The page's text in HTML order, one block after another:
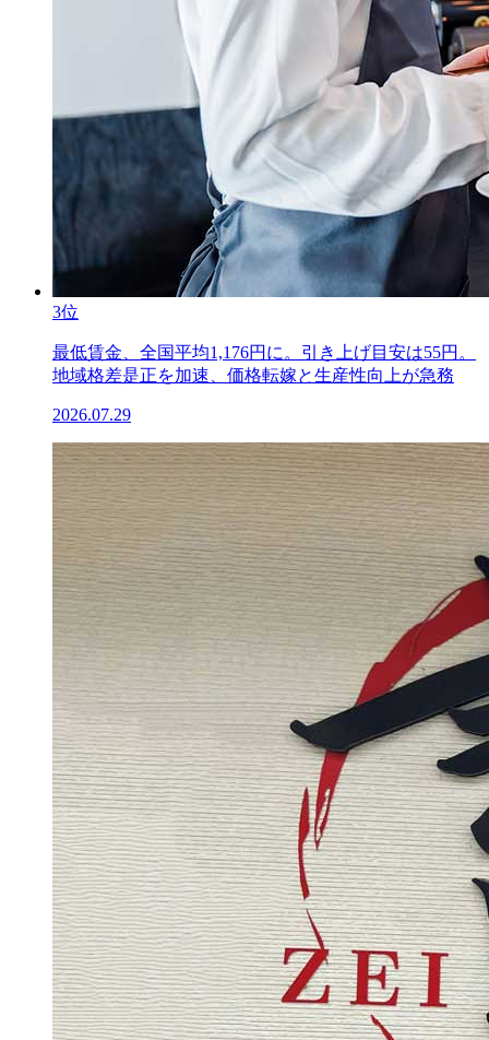
3位
最低賃金、全国平均1,176円に。引き上げ目安は55円。
地域格差是正を加速、価格転嫁と生産性向上が急務
2026.07.29